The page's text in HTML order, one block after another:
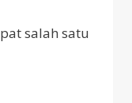
salah satu